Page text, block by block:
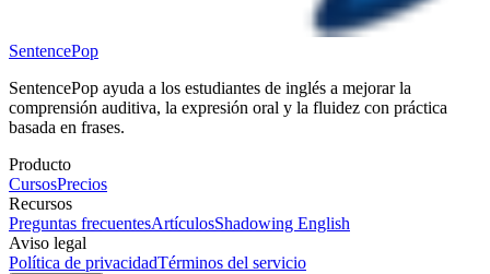
SentencePop
SentencePop ayuda a los estudiantes de inglés a mejorar la
comprensión auditiva, la expresión oral y la fluidez con práctica
basada en frases.
Producto
CursosPrecios
Recursos
Preguntas frecuentesArtículosShadowing English
Aviso legal
Política de privacidadTérminos del servicio